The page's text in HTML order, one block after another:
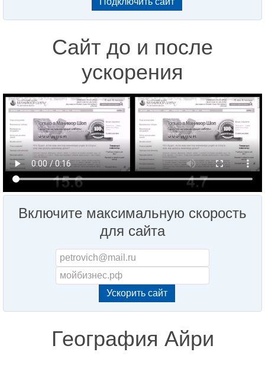
Сайт до и после
ускорения
Включите максимальную скорость
для сайта
География Айри